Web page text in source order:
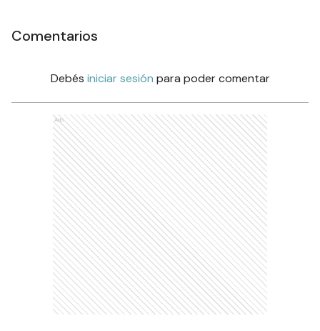
Comentarios
Debés iniciar sesión para poder comentar
Ads